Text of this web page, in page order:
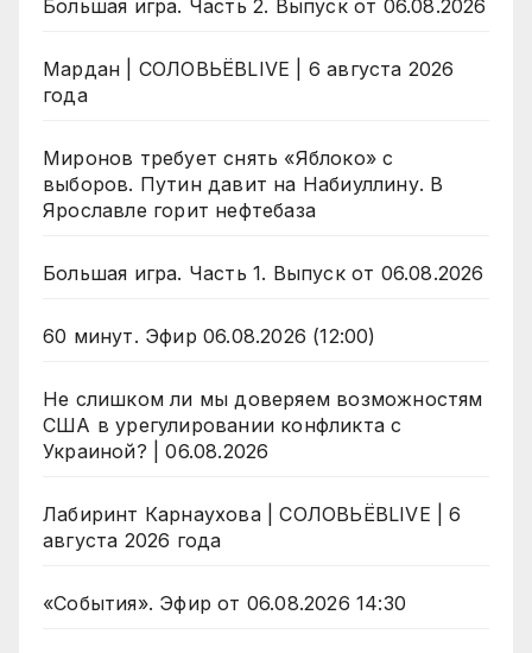
Большая игра. Часть 2. Выпуск от 06.08.2026
Мардан | СОЛОВЬЁВLIVE | 6 августа 2026
года
Миронов требует снять «Яблоко» с
выборов. Путин давит на Набиуллину. В
Ярославле горит нефтебаза
Большая игра. Часть 1. Выпуск от 06.08.2026
60 минут. Эфир 06.08.2026 (12:00)
Не слишком ли мы доверяем возможностям
США в урегулировании конфликта с
Украиной? | 06.08.2026
Лабиринт Карнаухова | СОЛОВЬЁВLIVE | 6
августа 2026 года
«События». Эфир от 06.08.2026 14:30